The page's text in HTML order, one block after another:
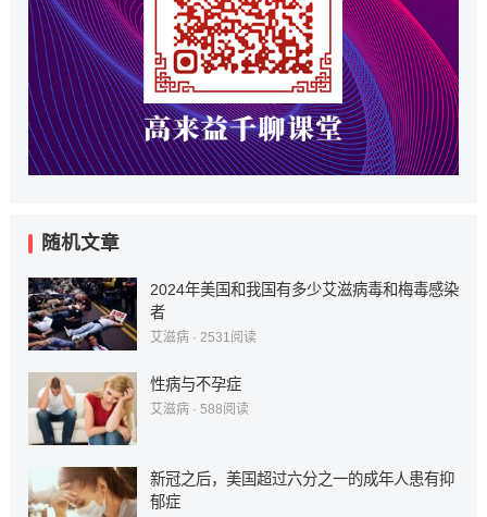
随机文章
2024年美国和我国有多少艾滋病毒和梅毒感染
者
艾滋病· 2531阅读
性病与不孕症
艾滋病· 588阅读
新冠之后，美国超过六分之一的成年人患有抑
郁症